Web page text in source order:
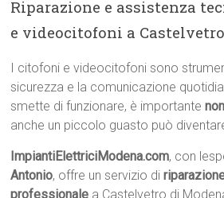
Riparazione e assistenza
e videocitofoni a
I citofoni e videocitofoni sono
sicurezza e la comunicazione
smette di funzionare, è importante
anche un piccolo guasto può
ImpiantiElettriciModena.com, con
Antonio, offre un servizio di
professionale a Castelvetro di